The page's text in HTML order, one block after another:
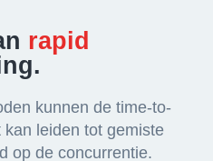
rapid
kunnen de time-to-
leiden tot gemiste
op de concurrentie.